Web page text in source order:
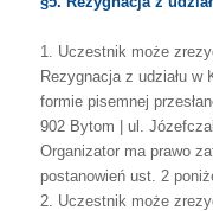
1. Uczestnik może
Rezygnacja z udziału w
formie pisemnej
902 Bytom | ul.
Organizator ma prawo
postanowień ust. 2
2. Uczestnik może